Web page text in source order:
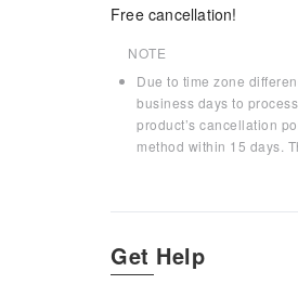
Free cancellation!
NOTE
Due to time zone
business days to
product’s cancellation
method within 15 days.
Get Help